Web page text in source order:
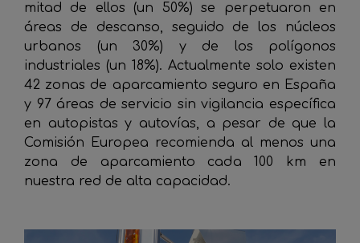
mitad de ellos (un 50%) se perpetuaron en
áreas de descanso, seguido de los núcleos
urbanos (un 30%) y de los polígonos
industriales (un 18%). Actualmente solo existen
42 zonas de aparcamiento seguro en España
y 97 áreas de servicio sin vigilancia específica
en autopistas y autovías, a pesar de que la
Comisión Europea recomienda al menos una
zona de aparcamiento cada 100 km en
nuestra red de alta capacidad.